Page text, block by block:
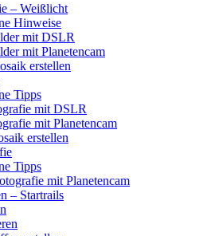
– Weißlicht
Hinweise
mit DSLR
mit Planetencam
erstellen
Tipps
mit DSLR
mit Planetencam
erstellen
Tipps
mit Planetencam
– Startrails